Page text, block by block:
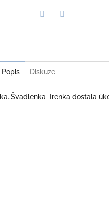
Popis Diskuze
Irenka dostala